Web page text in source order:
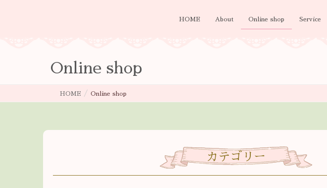
HOME About Online shop Service
Online shop
HOME Online shop
カテゴリー